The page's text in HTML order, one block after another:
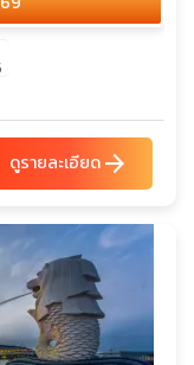
ดูรายละเอียดarrow_forward